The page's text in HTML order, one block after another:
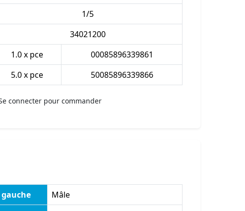
1/5
34021200
1.0 x pce
00085896339861
5.0 x pce 50085896339866
connecter pour commander
Mâle